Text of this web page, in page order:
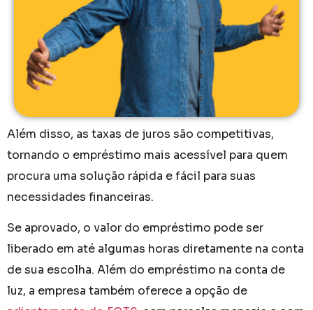
Além disso, as taxas de juros são competitivas,
tornando o empréstimo mais acessível para quem
procura uma solução rápida e fácil para suas
necessidades financeiras.
Se aprovado, o valor do empréstimo pode ser
liberado em até algumas horas diretamente na conta
de sua escolha. Além do empréstimo na conta de
luz, a empresa também oferece a opção de